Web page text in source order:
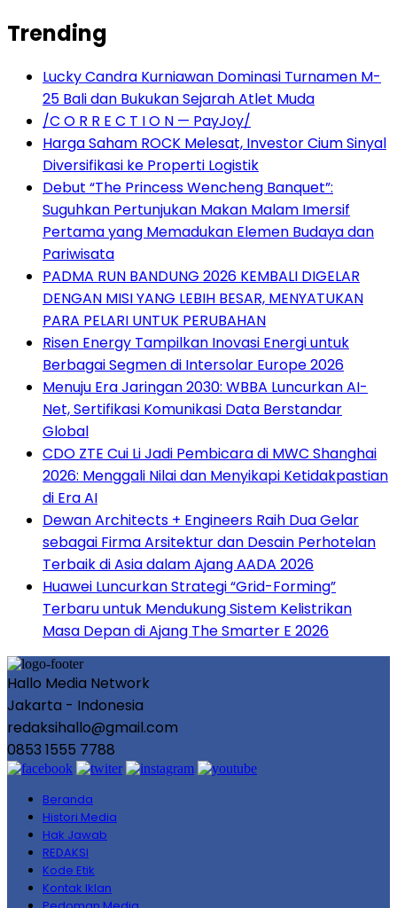
Trending
Lucky Candra Kurniawan Dominasi Turnamen M-
25 Bali dan Bukukan Sejarah Atlet Muda
/C O R R E C T I O N — PayJoy/
Harga Saham ROCK Melesat, Investor Cium Sinyal
Diversifikasi ke Properti Logistik
Debut “The Princess Wencheng Banquet”:
Suguhkan Pertunjukan Makan Malam Imersif
Pertama yang Memadukan Elemen Budaya dan
Pariwisata
PADMA RUN BANDUNG 2026 KEMBALI DIGELAR
DENGAN MISI YANG LEBIH BESAR, MENYATUKAN
PARA PELARI UNTUK PERUBAHAN
Risen Energy Tampilkan Inovasi Energi untuk
Berbagai Segmen di Intersolar Europe 2026
Menuju Era Jaringan 2030: WBBA Luncurkan AI-
Net, Sertifikasi Komunikasi Data Berstandar
Global
CDO ZTE Cui Li Jadi Pembicara di MWC Shanghai
2026: Menggali Nilai dan Menyikapi Ketidakpastian
di Era AI
Dewan Architects + Engineers Raih Dua Gelar
sebagai Firma Arsitektur dan Desain Perhotelan
Terbaik di Asia dalam Ajang AADA 2026
Huawei Luncurkan Strategi “Grid-Forming”
Terbaru untuk Mendukung Sistem Kelistrikan
Masa Depan di Ajang The Smarter E 2026
Hallo Media Network
Jakarta - Indonesia
redaksihallo@gmail.com
0853 1555 7788
Beranda
Histori Media
Hak Jawab
REDAKSI
Kode Etik
Kontak Iklan